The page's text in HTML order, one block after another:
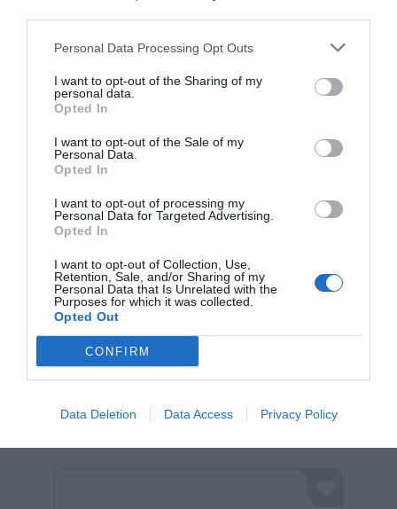
Personal Data Processing Opt Outs
I want to opt-out of the Sharing of my
personal data.
Opted In
I want to opt-out of the Sale of my
Personal Data.
Opted In
I want to opt-out of processing my
Personal Data for Targeted Advertising.
Opted In
I want to opt-out of Collection, Use,
Retention, Sale, and/or Sharing of my
Personal Data that Is Unrelated with the
Purposes for which it was collected.
Opted Out
CONFIRM
Data Deletion Data Access Privacy Policy
δυνατοτήτων τους, με απόλυτο γνώμονα την ευημερία
Πρόκειται για έναν οργανισμό που εμπιστεύονται
γονείς και εκπαιδευτικοί για τα
καινοτόμα προϊόντα
και την αξιοπιστία των υπηρεσιών του. Με το
Wesco εξελίσσεται συνεχώς, μειώνοντας το
περιβαλλοντικό της αποτύπωμα και προετοιμάζοντας
τα παιδιά για τις μελλοντικές προκλήσεις. Μέσα από
όπου κάθε παιδί θα μπορεί να ζει σε πλήρη αρμονία
με το περιβάλλον.
Σχετικά προϊόντα